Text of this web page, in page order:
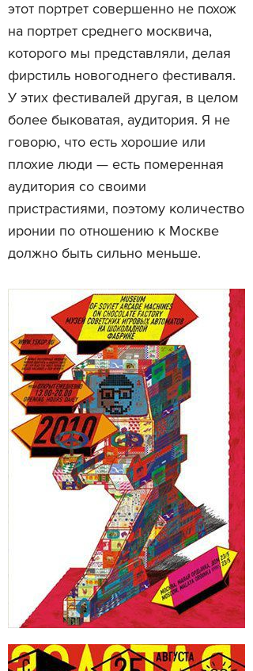
этот портрет совершенно не похож
на портрет среднего москвича,
которого мы представляли, делая
фирстиль новогоднего фестиваля.
У этих фестивалей другая, в целом
более быковатая, аудитория. Я не
говорю, что есть хорошие или
плохие люди — есть померенная
аудитория со своими
пристрастиями, поэтому количество
иронии по отношению к Москве
должно быть сильно меньше.